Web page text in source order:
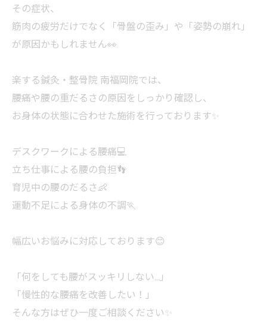
その症状、
筋肉の疲労だけでなく「骨盤の歪み」や「姿勢の崩れ」
が原因かもしれません👀
楽する鍼灸・整骨院 南福岡院では、
腰痛や腰の重だるさの原因をしっかり確認し、
お身体の状態に合わせた施術を行っております✨
デスクワークによる腰痛💻
立ち仕事による腰の負担👣
育児中の腰のだるさ👶
運動不足による身体の不調🏃
幅広いお悩みに対応しております😊
「何をしても腰がスッキリしない…」
「慢性的な腰痛を改善したい！」
そんな方はぜひ一度ご相談ください✨